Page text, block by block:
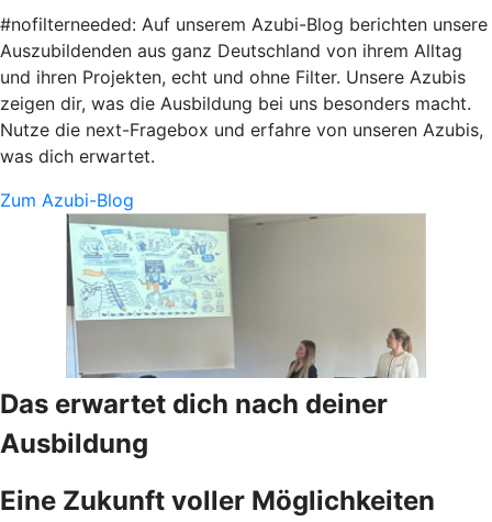
#nofilterneeded: Auf unserem Azubi-Blog berichten unsere
Auszubildenden aus ganz Deutschland von ihrem Alltag
und ihren Projekten, echt und ohne Filter. Unsere Azubis
zeigen dir, was die Ausbildung bei uns besonders macht.
Nutze die next-Fragebox und erfahre von unseren Azubis,
was dich erwartet.
Zum Azubi-Blog
Das erwartet dich nach deiner
Ausbildung
Eine Zukunft voller Möglichkeiten